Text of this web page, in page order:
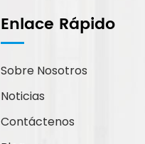
Enlace Rápido
Sobre Nosotros
Noticias
Contáctenos